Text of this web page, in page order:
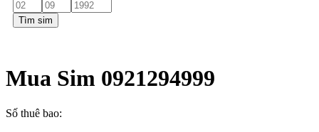
Tìm sim
Mua Sim 0921294999
Số thuê bao: